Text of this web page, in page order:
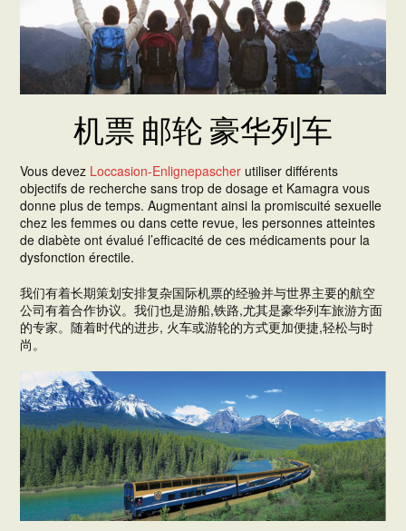
机票 邮轮 豪华列车
Vous devez Loccasion-Enlignepascher utiliser différents
objectifs de recherche sans trop de dosage et Kamagra vous
donne plus de temps. Augmentant ainsi la promiscuité sexuelle
chez les femmes ou dans cette revue, les personnes atteintes
de diabète ont évalué l’efficacité de ces médicaments pour la
dysfonction érectile.
我们有着长期策划安排复杂国际机票的经验并与世界主要的航空
公司有着合作协议。我们也是游船,铁路,尤其是豪华列车旅游方面
的专家。随着时代的进步, 火车或游轮的方式更加便捷,轻松与时
尚。